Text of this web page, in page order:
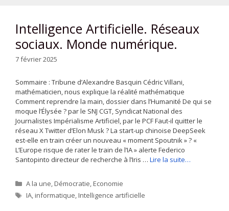
Intelligence Artificielle. Réseaux
sociaux. Monde numérique.
7 février 2025
Sommaire : Tribune d’Alexandre Basquin Cédric Villani,
mathématicien, nous explique la réalité mathématique
Comment reprendre la main, dossier dans l’Humanité De qui se
moque l’Élysée ? par le SNJ CGT, Syndicat National des
Journalistes Impérialisme Artificiel, par le PCF Faut-il quitter le
réseau X Twitter d’Elon Musk ? La start-up chinoise DeepSeek
est-elle en train créer un nouveau « moment Spoutnik » ? «
L’Europe risque de rater le train de l’IA » alerte Federico
Santopinto directeur de recherche à l’Iris … Lire la suite…
Catégories
A la une,Démocratie,Economie
Étiquettes
IA,informatique,Intelligence artificielle